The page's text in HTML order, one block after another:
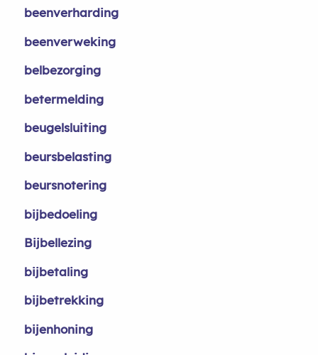
beenverharding
beenverweking
belbezorging
betermelding
beugelsluiting
beursbelasting
beursnotering
bijbedoeling
Bijbellezing
bijbetaling
bijbetrekking
bijenhoning